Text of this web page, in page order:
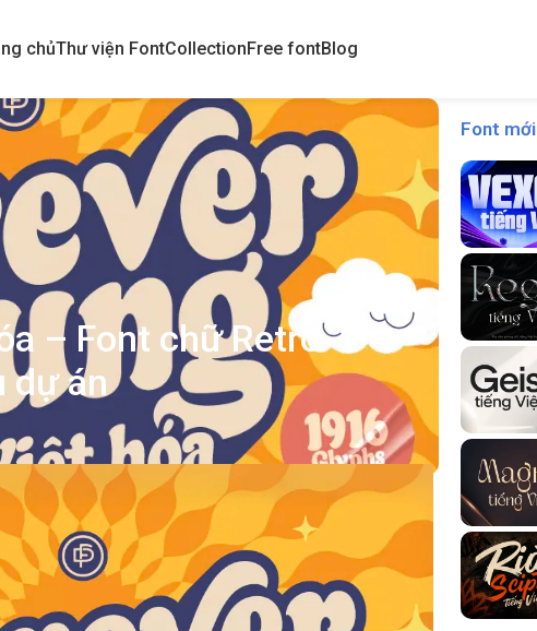
chủThư viện FontCollectionFree fontBlog
– Font chữ Retro
dự án
Font mới